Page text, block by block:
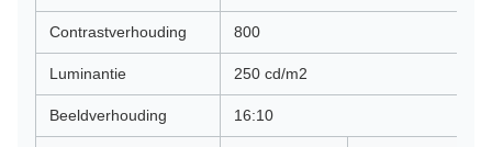
Contrastverhouding 800
Luminantie 250 cd/m2
Beeldverhouding 16:10